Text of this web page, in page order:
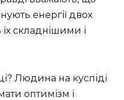
енергії двох
їх складнішими і
Людина на куспіді
оптимізм і